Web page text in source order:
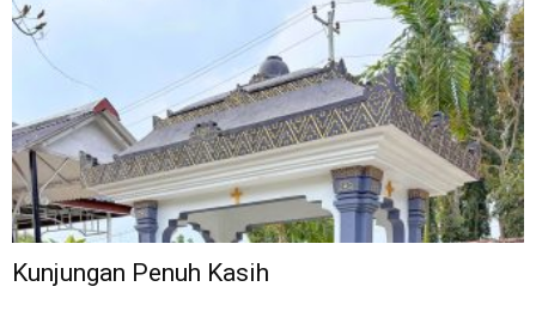
Kunjungan Penuh Kasih